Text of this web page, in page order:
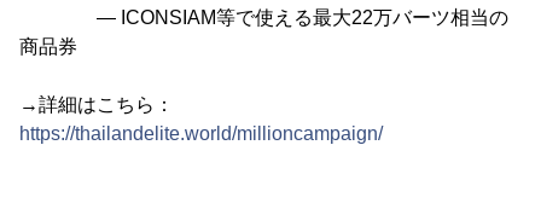
― ICONSIAM等で使える最大22万バーツ相当の
商品券
→詳細はこちら：
https://thailandelite.world/millioncampaign/